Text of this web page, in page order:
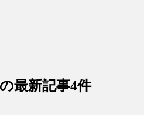
の最新記事4件